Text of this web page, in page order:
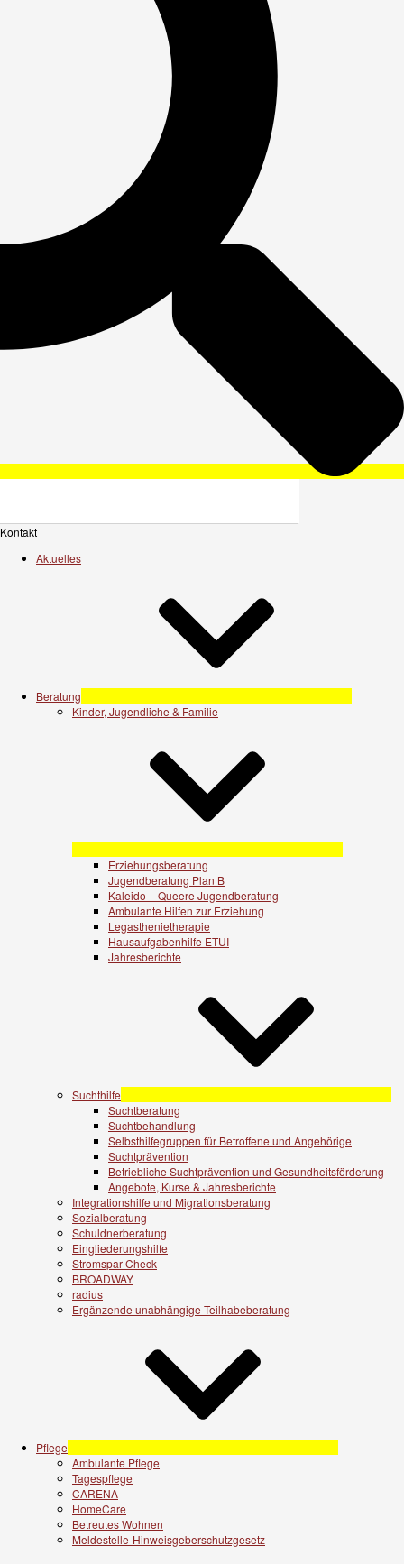
Kontakt
Aktuelles
Beratung
Kinder, Jugendliche & Familie
Erziehungsberatung
Jugendberatung Plan B
Kaleido – Queere Jugendberatung
Ambulante Hilfen zur Erziehung
Legasthenietherapie
Hausaufgabenhilfe ETUI
Jahresberichte
Suchthilfe
Suchtberatung
Suchtbehandlung
Selbsthilfegruppen für Betroffene und Angehörige
Suchtprävention
Betriebliche Suchtprävention und Gesundheitsförderung
Angebote, Kurse & Jahresberichte
Integrationshilfe und Migrationsberatung
Sozialberatung
Schuldnerberatung
Eingliederungshilfe
Stromspar-Check
BROADWAY
radius
Ergänzende unabhängige Teilhabeberatung
Pflege
Ambulante Pflege
Tagespflege
CARENA
HomeCare
Betreutes Wohnen
Meldestelle-Hinweisgeberschutzgesetz